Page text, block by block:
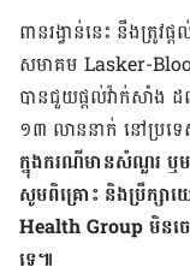
ពានរង្វាន់​នេះ នឹង​ត្
សមាគម Lasker-
បាន​ជួយ​ផ្ដល់​វ៉ាក់សាំង
១៣​ លាន​នាក់ នៅ​ប្រទ
ក្នុង​ករណី​មាន​សំណួរ ឬ​
សូម​ពិគ្រោះ និង​ប្រឹក្ស
Health Group មិន​ចេ
ទេ៕